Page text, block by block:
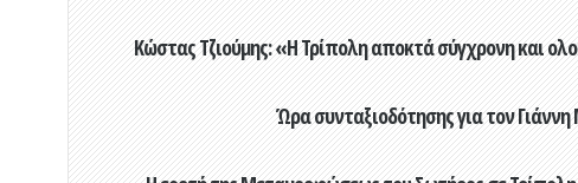
Κώστας Τζιούμης: «Η Τρίπολη αποκτά σύγχρονη και
Ώρα συνταξιοδότησης για τον